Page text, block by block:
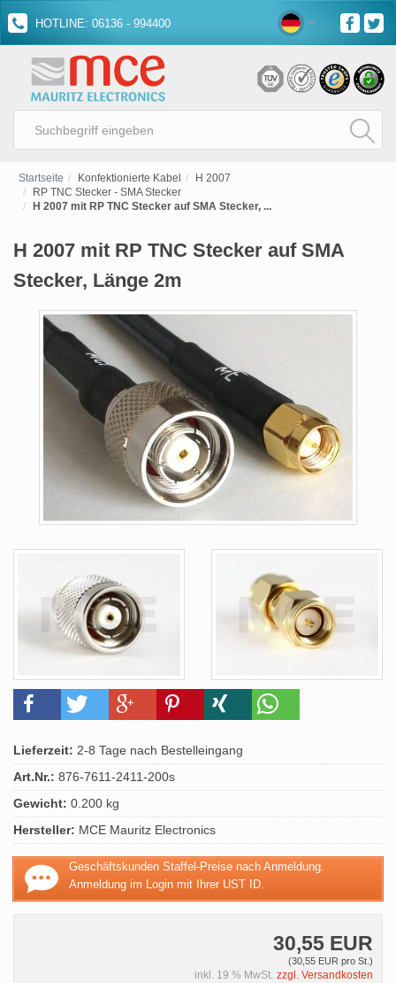
HOTLINE: 06136 - 994400
Startseite Konfektionierte Kabel
H 2007
RP TNC Stecker - SMA Stecker
H 2007 mit RP TNC Stecker auf SMA Stecker, ...
H 2007 mit RP TNC Stecker auf SMA
Stecker, Länge 2m
Lieferzeit: 2-8 Tage nach Bestelleingang
Art.Nr.: 876-7611-2411-200s
Gewicht: 0.200 kg
Hersteller: MCE Mauritz Electronics
Geschäftskunden Staffel-Preise nach Anmeldung.
Anmeldung im Login mit Ihrer UST ID.
30,55 EUR
(30,55 EUR pro St.)
inkl. 19 % MwSt. zzgl. Versandkosten